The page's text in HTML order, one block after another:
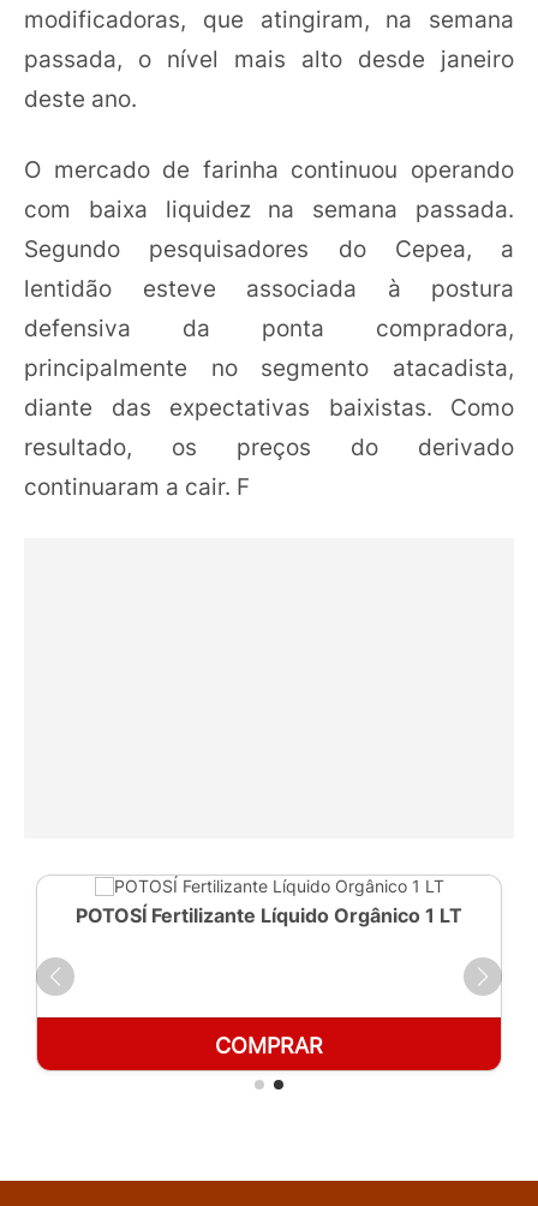
modificadoras, que atingiram, na semana
passada, o nível mais alto desde janeiro
deste ano.
O mercado de farinha continuou operando
com baixa liquidez na semana passada.
Segundo pesquisadores do Cepea, a
lentidão esteve associada à postura
defensiva da ponta compradora,
principalmente no segmento atacadista,
diante das expectativas baixistas. Como
resultado, os preços do derivado
continuaram a cair. F
POTOSÍ Fertilizante Líquido Orgânico 1 LT
COMPRAR